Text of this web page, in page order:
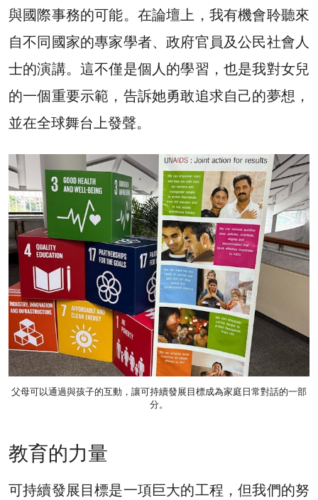
與國際事務的可能。在論壇上，我有機會聆聽來
自不同國家的專家學者、政府官員及公民社會人
士的演講。這不僅是個人的學習，也是我對女兒
的一個重要示範，告訴她勇敢追求自己的夢想，
並在全球舞台上發聲。
父母可以通過與孩子的互動，讓可持續發展目標成為家庭日常對話的一部
分。
教育的力量
可持續發展目標是一項巨大的工程，但我們的努